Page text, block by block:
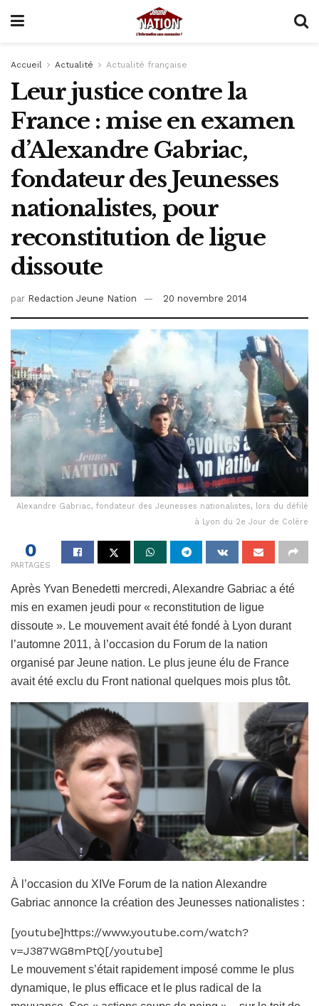
Accueil Actualité Actualité française
Leur justice contre la
France : mise en examen
d’Alexandre Gabriac,
fondateur des Jeunesses
nationalistes, pour
reconstitution de ligue
dissoute
par Redaction Jeune Nation 20 novembre 2014
Alexandre Gabriac, fondateur des Jeunesses nationalistes, lors du défilé
à Lyon du 2e Jour de Colère
0
PARTAGES
Après Yvan Benedetti mercredi, Alexandre Gabriac a été
mis en examen jeudi pour « reconstitution de ligue
dissoute ». Le mouvement avait été fondé à Lyon durant
l’automne 2011, à l’occasion du Forum de la nation
organisé par Jeune nation. Le plus jeune élu de France
avait été exclu du Front national quelques mois plus tôt.
À l’occasion du XIVe Forum de la nation Alexandre
Gabriac annonce la création des Jeunesses nationalistes :
[youtube]https://www.youtube.com/watch?
v=J387WG8mPtQ[/youtube]
Le mouvement s’était rapidement imposé comme le plus
dynamique, le plus efficace et le plus radical de la